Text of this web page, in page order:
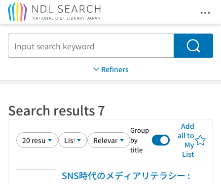
Search
Refiners
Search results 7
Group
by
title
Add
all to
My
List
SNS時代のメディアリテラシー :